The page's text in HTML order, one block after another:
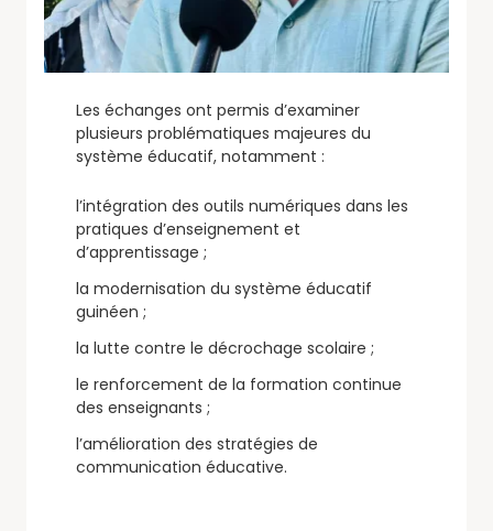
Les échanges ont permis d’examiner
plusieurs problématiques majeures du
système éducatif, notamment :
l’intégration des outils numériques dans les
pratiques d’enseignement et
d’apprentissage ;
la modernisation du système éducatif
guinéen ;
la lutte contre le décrochage scolaire ;
le renforcement de la formation continue
des enseignants ;
l’amélioration des stratégies de
communication éducative.